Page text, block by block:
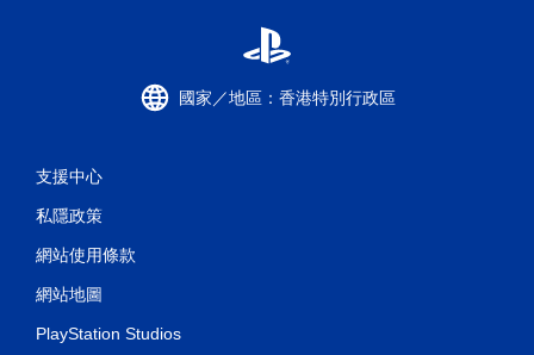
國家／地區：香港特別行政區
支援中心
私隱政策
網站使用條款
網站地圖
PlayStation Studios